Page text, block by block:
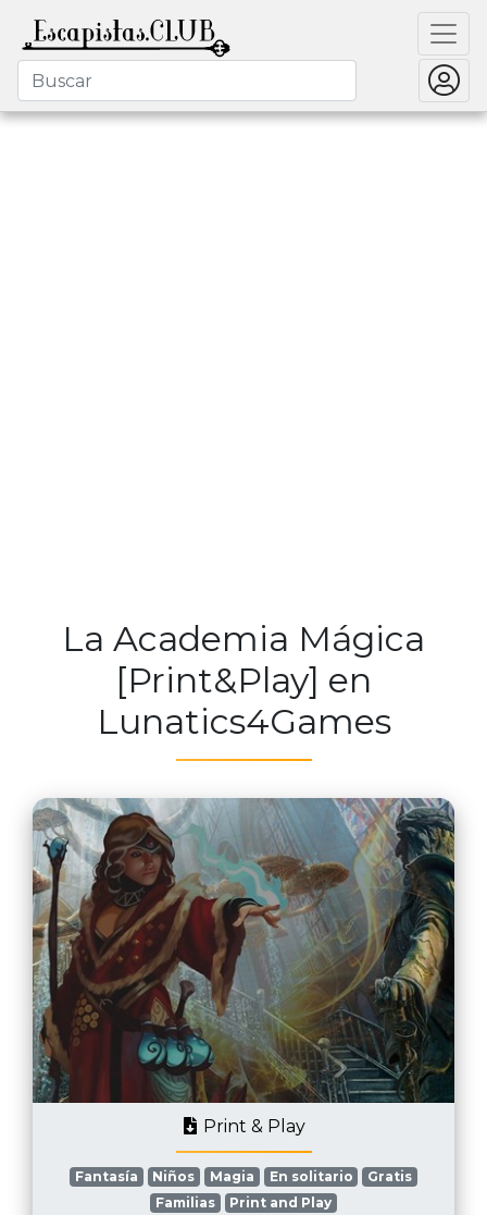
La Academia Mágica
[Print&Play] en
Lunatics4Games
Print & Play
Fantasía Niños Magia En solitario
Gratis
Familias
Print and Play